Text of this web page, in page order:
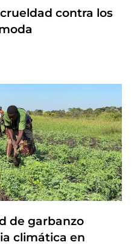
contra los
de garbanzo
climática en